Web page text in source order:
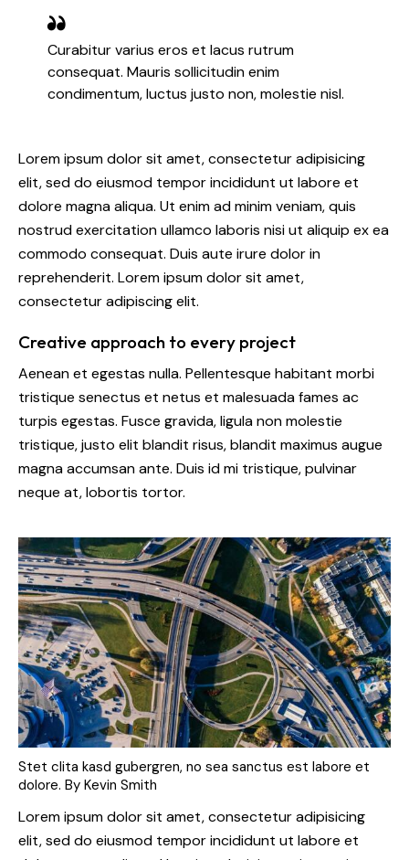
Curabitur varius eros et lacus rutrum
consequat. Mauris sollicitudin enim
condimentum, luctus justo non, molestie nisl.
Lorem ipsum dolor sit amet, consectetur adipisicing
elit, sed do eiusmod tempor incididunt ut labore et
dolore magna aliqua. Ut enim ad minim veniam, quis
nostrud exercitation ullamco laboris nisi ut aliquip ex ea
commodo consequat. Duis aute irure dolor in
reprehenderit. Lorem ipsum dolor sit amet,
consectetur adipiscing elit.
Creative approach to every project
Aenean et egestas nulla. Pellentesque habitant morbi
tristique senectus et netus et malesuada fames ac
turpis egestas. Fusce gravida, ligula non molestie
tristique, justo elit blandit risus, blandit maximus augue
magna accumsan ante. Duis id mi tristique, pulvinar
neque at, lobortis tortor.
Stet clita kasd gubergren, no sea sanctus est labore et
dolore. By Kevin Smith
Lorem ipsum dolor sit amet, consectetur adipisicing
elit, sed do eiusmod tempor incididunt ut labore et